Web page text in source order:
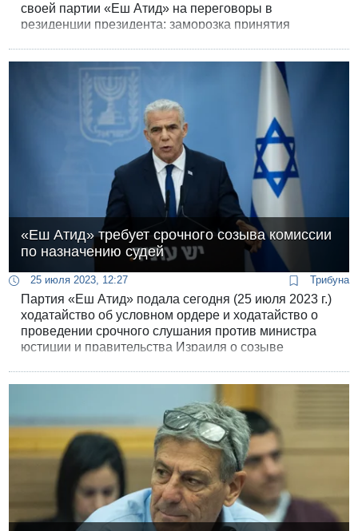
своей партии «Еш Атид» на переговоры в
резиденции президента: заморозка принятия
«Еш Атид» требует срочного созыва комиссии
по назначению судей
25 июля 2023, 12:27 Трибуна
Партия «Еш Атид» подала сегодня (25 июля 2023 г.)
ходатайство об условном ордере и ходатайство о
проведении срочного слушания против министра
юстиции и правительства Израиля о созыве